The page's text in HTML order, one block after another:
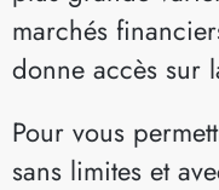
marchés
donne accès sur
Pour vous
sans limites et